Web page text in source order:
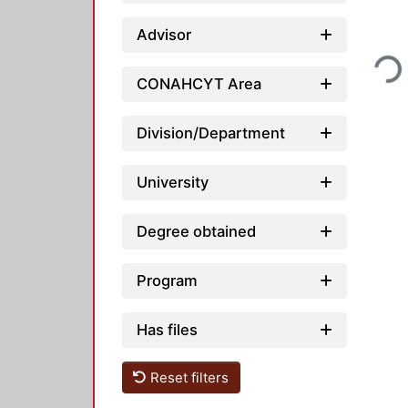
Advisor
CONAHCYT Area
Division/Department
University
Degree obtained
Program
Has files
Reset filters
Loading...